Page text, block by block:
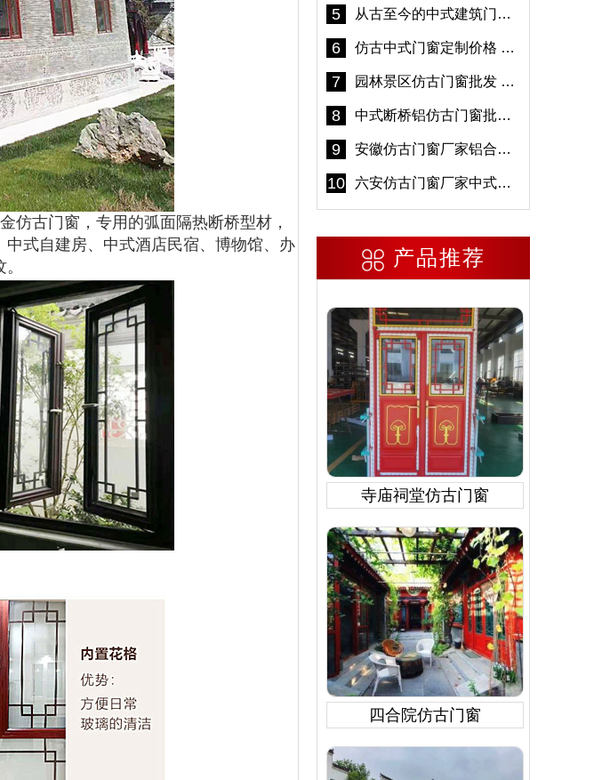
仿古门窗，专用的弧面隔热断桥型材，
式自建房、中式酒店民宿、博物馆、办
5 从古至今的中式建筑门窗到底有多美「冠墅阳光」
6 仿古中式门窗定制价格 铝合金仿古门窗报价
7 园林景区仿古门窗批发 铝合金仿古门窗采购-冠墅阳光
8 中式断桥铝仿古门窗批发 冠墅阳光仿古门窗 6000平米实体工厂
9 安徽仿古门窗厂家铝合金仿古门窗批发 免费设计出货快
10 六安仿古门窗厂家中式仿古门窗制作 6000平米源头厂家
产品推荐
寺庙祠堂仿古门窗
四合院仿古门窗